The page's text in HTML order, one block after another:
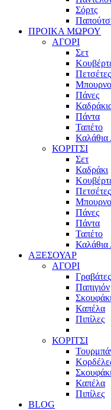
Σόρτς
ΠΡΟΙΚΑ ΜΩΡΟΥ
ΑΓΟΡΙ
Σετ
Πετσέτες
Πάνες
Πάντα
Ταπέτο
Καλάθια
ΚΟΡΙΤΣΙ
Σετ
Καδράκι
Πετσέτες
Πάνες
Πάντα
Ταπέτο
Καλάθια
ΑΞΕΣΟΥΑΡ
ΑΓΟΡΙ
Γραβάτες
Παπιγιόν
Καπέλα
Πιπίλες
ΚΟΡΙΤΣΙ
Καπέλα
Πιπίλες
BLOG